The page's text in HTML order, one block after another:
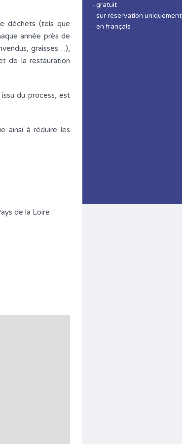
déchets (tels que
année près de
graisses…),
de la restauration
du process, est
ainsi à réduire les
de la Loire
- gratuit
- sur réservation uniquement
- en français